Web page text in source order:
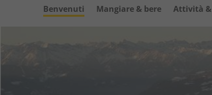
Benvenuti Mangiare & bere Attività